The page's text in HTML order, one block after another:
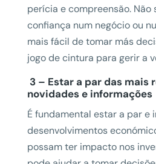
perícia e compreensão. Não
confiança num negócio ou
mais fácil de tomar más
jogo de cintura para gerir a
3 – Estar a par das mais
novidades e informações
É fundamental estar a par e
desenvolvimentos
possam ter impacto nos